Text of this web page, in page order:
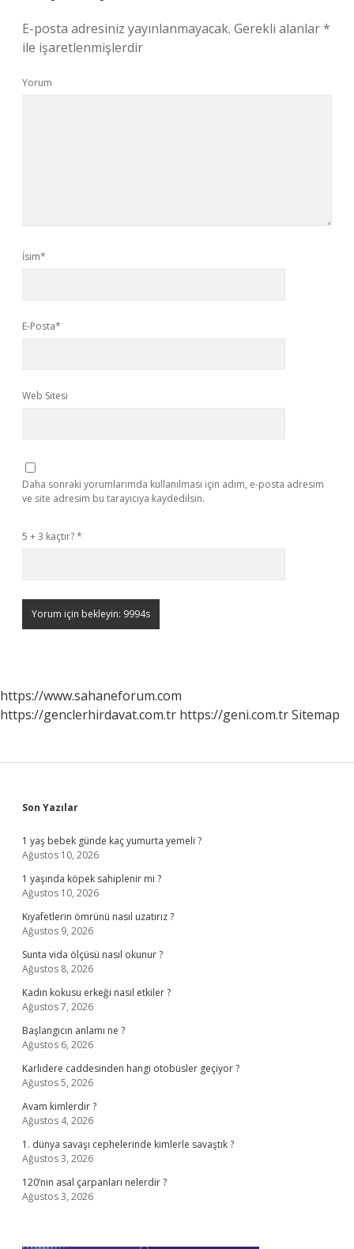
E-posta adresiniz yayınlanmayacak. Gerekli alanlar*
ile işaretlenmişlerdir
Yorum
İsim*
E-Posta*
Web Sitesi
Daha sonraki yorumlarımda kullanılması için adım, e-posta adresim
ve site adresim bu tarayıcıya kaydedilsin.
5 + 3 kaçtır?*
https://www.sahaneforum.com
https://genclerhirdavat.com.tr https://geni.com.trSitemap
Sidebar
Son Yazılar
1 yaş bebek günde kaç yumurta yemeli ?
Ağustos 10, 2026
1 yaşında köpek sahiplenir mi ?
Ağustos 10, 2026
Kıyafetlerin ömrünü nasıl uzatırız ?
Ağustos 9, 2026
Sunta vida ölçüsü nasıl okunur ?
Ağustos 8, 2026
Kadın kokusu erkeği nasıl etkiler ?
Ağustos 7, 2026
Başlangıcın anlamı ne ?
Ağustos 6, 2026
Karlıdere caddesinden hangi otobüsler geçiyor ?
Ağustos 5, 2026
Avam kimlerdir ?
Ağustos 4, 2026
1. dünya savaşı cephelerinde kimlerle savaştık ?
Ağustos 3, 2026
120’nin asal çarpanları nelerdir ?
Ağustos 3, 2026